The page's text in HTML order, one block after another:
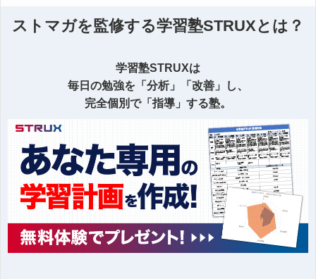
ストマガを監修する学習塾STRUXとは？
学習塾STRUXは
毎日の勉強を「分析」「改善」し、
完全個別で「指導」する塾。